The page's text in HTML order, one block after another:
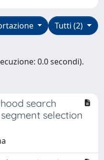
Tutti (2)
0.0 secondi).
search
selection